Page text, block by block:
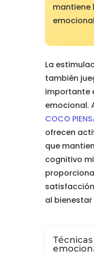
mantiene
La
también
importante
emocional.
COCO
ofrecen
que
cognitivo
al